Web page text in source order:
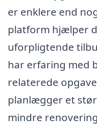
er enklere end
platform hjælper
uforpligtende
har erfaring med
relaterede
planlægger et
mindre